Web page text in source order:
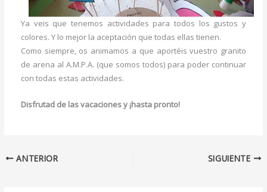
Ya veis que tenemos actividades para todos los gustos y
colores. Y lo mejor la aceptación que todas ellas tienen.
Como siempre, os animamos a que aportéis vuestro granito
de arena al A.M.P.A. (que somos todos) para poder continuar
con todas estas actividades.
Disfrutad de las vacaciones y ¡hasta pronto!
ANTERIOR SIGUIENTE